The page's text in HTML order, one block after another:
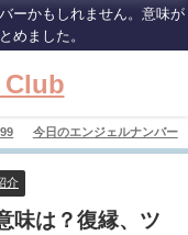
ーかもしれません。意味が
めました。
Club
今日のエンジェルナンバー
介
味は？復縁、ツ